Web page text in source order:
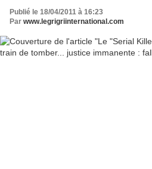
Publié le 18/04/2011 à 16:23
Par www.legrigriinternational.com